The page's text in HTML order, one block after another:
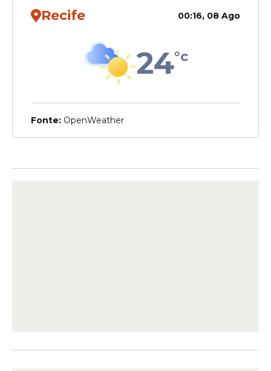
Exigências
Bolsonaro em prisão
domiciliar: veja as regras
que cumprir
Recife 00:16, 08 Ago
24°c
Fonte: OpenWeather